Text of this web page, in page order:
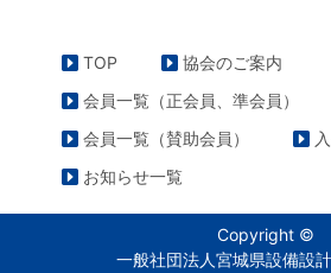
TOP
協会のご案内
会員一覧（正会員、準会員）
会員一覧（賛助会員）
お知らせ一覧
Copyright ©
一般社団法人宮城県設備設